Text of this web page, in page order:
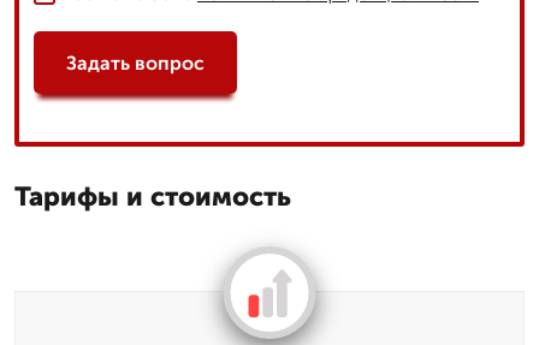
Задать вопрос
Тарифы и стоимость